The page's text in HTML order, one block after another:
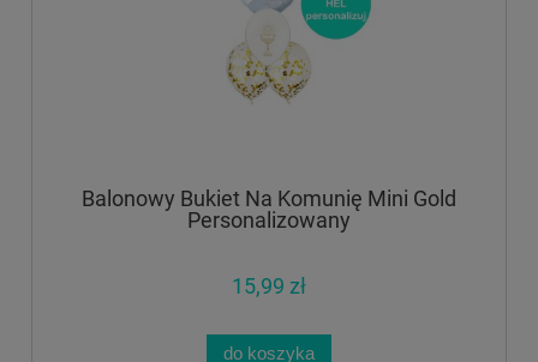
Balonowy Bukiet Na Komunię Mini Gold
Personalizowany
15,99 zł
do koszyka